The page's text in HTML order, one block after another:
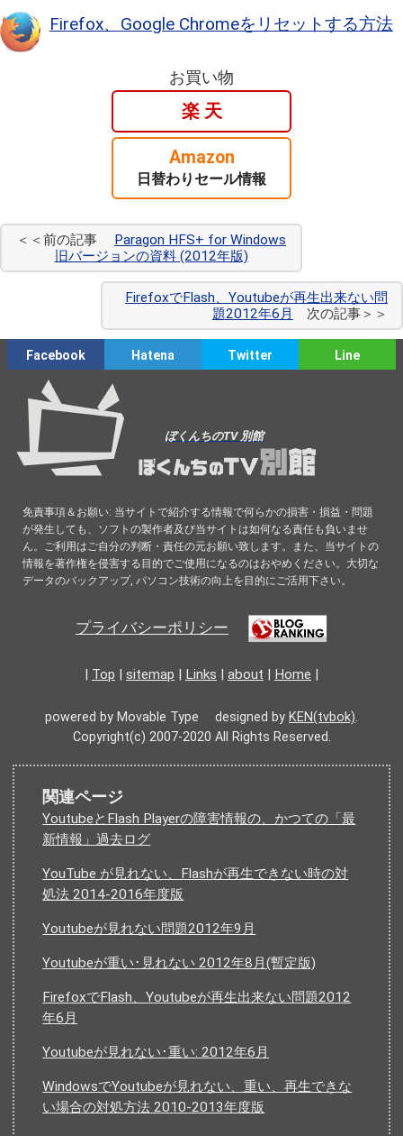
Firefox、Google Chromeをリセットする方法
お買い物
楽 天
Amazon
日替わりセール情報
＜＜前の記事 Paragon HFS+ for Windows
旧バージョンの資料 (2012年版)
FirefoxでFlash、Youtubeが再生出来ない問
題2012年6月
次の記事＞＞
Facebook Hatena Twitter Line
ぼくんちのTV 別館
免責事項＆お願い: 当サイトで紹介する情報で何らかの損害・損益・問題
が発生しても、ソフトの製作者及び当サイトは如何なる責任も負いませ
ん。ご利用はご自分の判断・責任の元お願い致します。また、当サイトの
情報を著作権を侵害する目的でご使用になるのはおやめください。大切な
データのバックアップ, パソコン技術の向上を目的にご活用下さい。
プライバシーポリシー
| Top | sitemap | Links | about | Home |
powered by Movable Type designed by KEN(tvbok).
Copyright(c) 2007-2020 All Rights Reserved.
関連ページ
YoutubeとFlash Playerの障害情報の、かつての「最
新情報」過去ログ
YouTube が見れない、Flashが再生できない時の対
処法 2014-2016年度版
Youtubeが見れない問題2012年9月
Youtubeが重い･見れない 2012年8月(暫定版)
FirefoxでFlash、Youtubeが再生出来ない問題2012
年6月
Youtubeが見れない･重い: 2012年6月
WindowsでYoutubeが見れない、重い、再生できな
い場合の対処方法 2010-2013年度版